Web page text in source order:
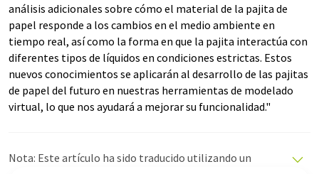
análisis adicionales sobre cómo el material de la pajita de
papel responde a los cambios en el medio ambiente en
tiempo real, así como la forma en que la pajita interactúa con
diferentes tipos de líquidos en condiciones estrictas. Estos
nuevos conocimientos se aplicarán al desarrollo de las pajitas
de papel del futuro en nuestras herramientas de modelado
virtual, lo que nos ayudará a mejorar su funcionalidad."
Nota: Este artículo ha sido traducido utilizando un